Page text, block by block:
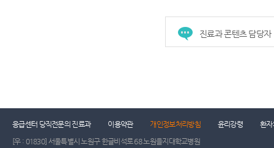
진료과 콘텐츠 담당자
응급센터 당직전문의 진료과 이용약관 개인정보처리방침 윤리강령
환자
[우 : 01830] 서울특별시 노원구 한글비석로 68 노원을지대학교병원